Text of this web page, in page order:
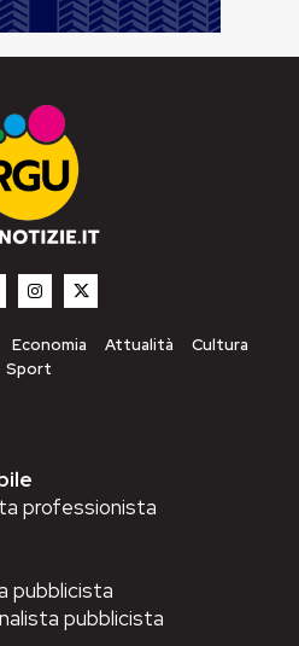
Economia Attualità
Cultura
Sport
professionista
pubblicista
pubblicista